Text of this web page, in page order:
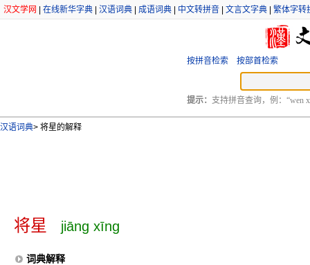
汉文学网 在线新华字典 汉语词典 成语词典 中文转拼音 文言文字典 繁体字转
按拼音检索 按部首检索
提示： 支持拼音查询，例：“wen
汉语词典> 将星的解释
将星 jiāng xīng
词典解释